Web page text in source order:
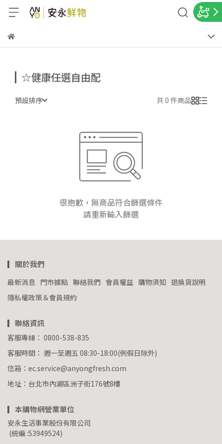
☆健康任選自由配
預設排序 共 0 件商品
很抱歉，無商品符合篩選條件
請重新輸入篩選
▎關於我們
最新消息 門市據點 聯絡我們 會員權益 購物須知 退換貨說明
隱私權政策＆會員規約
▎聯絡資訊
客服專線： 0800-538-835
客服時間： 週一至週五 08:30-18:00(例假日除外)
信箱：ec.service@anyongfresh.com
地址：台北市內湖區洲子街176號8樓
▎本購物網營業單位
安永生活事業股份有限公司
(統編 :53949524)